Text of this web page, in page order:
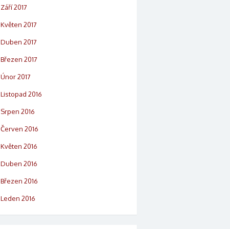
Září 2017
Květen 2017
Duben 2017
Březen 2017
Únor 2017
Listopad 2016
Srpen 2016
Červen 2016
Květen 2016
Duben 2016
Březen 2016
Leden 2016